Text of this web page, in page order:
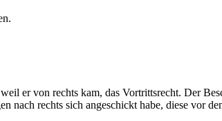
er von rechts kam, das Vortrittsrecht. Der
nach rechts sich angeschickt habe, diese vor